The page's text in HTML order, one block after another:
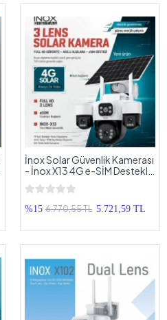
İnox Solar Güvenlik Kamerası
- İnox X13 4G e-SİM Destekli
2 + 2 + 2 MP Güneş Enerjili
Güvenlik Kamerası
%15 6.770,55 TL 5.721,59 TL